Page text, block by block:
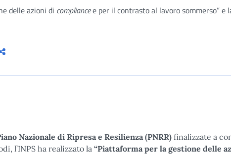
delle azioni di compliancee per il contrasto al lavoro sommerso” e
Nazionale di Ripresa e Resilienza (PNRR) finalizzate a
l’INPS ha realizzato la “Piattaforma per la gestione delle